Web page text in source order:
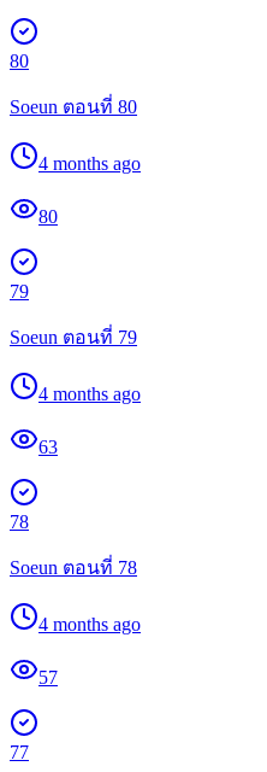
80
Soeun ตอนที่ 80
4 months ago
80
79
Soeun ตอนที่ 79
4 months ago
63
78
Soeun ตอนที่ 78
4 months ago
57
77